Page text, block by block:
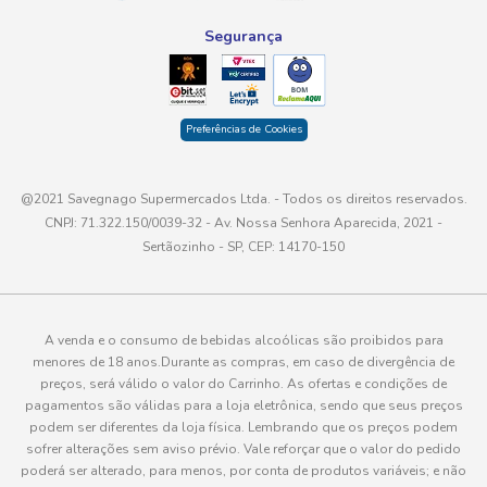
Segurança
Preferências de Cookies
@2021 Savegnago Supermercados Ltda. - Todos os direitos reservados.
CNPJ: 71.322.150/0039-32 - Av. Nossa Senhora Aparecida, 2021 -
Sertãozinho - SP, CEP: 14170-150
A venda e o consumo de bebidas alcoólicas são proibidos para
menores de 18 anos.Durante as compras, em caso de divergência de
preços, será válido o valor do Carrinho. As ofertas e condições de
pagamentos são válidas para a loja eletrônica, sendo que seus preços
podem ser diferentes da loja física. Lembrando que os preços podem
sofrer alterações sem aviso prévio. Vale reforçar que o valor do pedido
poderá ser alterado, para menos, por conta de produtos variáveis; e não